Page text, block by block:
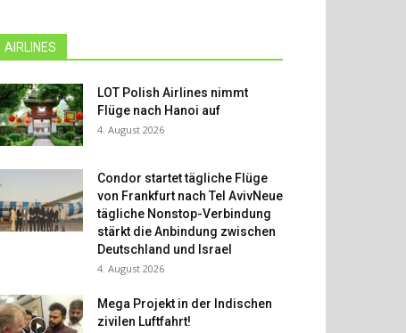
AIRLINES
LOT Polish Airlines nimmt
Flüge nach Hanoi auf
4. August 2026
Condor startet tägliche Flüge
von Frankfurt nach Tel AvivNeue
tägliche Nonstop-Verbindung
stärkt die Anbindung zwischen
Deutschland und Israel
4. August 2026
Mega Projekt in der Indischen
zivilen Luftfahrt!